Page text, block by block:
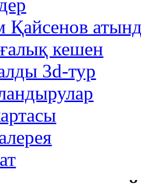
Қайсенов
кешен
3d-тур